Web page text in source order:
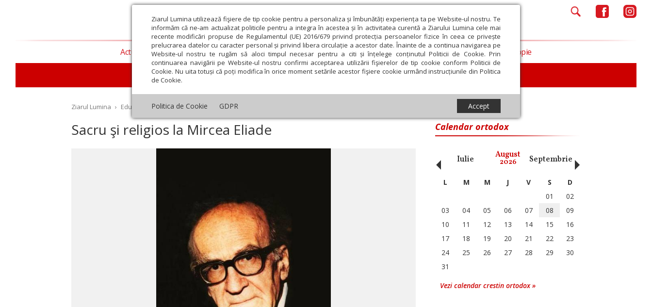
Ziarul Lumina utilizează fişiere de tip cookie pentru a personaliza și îmbunătăți experiența ta pe Website-ul nostru. Te
informăm că ne-am actualizat politicile pentru a integra în acestea și în activitatea curentă a Ziarului Lumina cele mai
recente modificări propuse de Regulamentul (UE) 2016/679 privind protecția persoanelor fizice în ceea ce privește
prelucrarea datelor cu caracter personal și privind libera circulație a acestor date. Înainte de a continua navigarea pe
Website-ul nostru te rugăm să aloci timpul necesar pentru a citi și înțelege conținutul Politicii de Cookie. Prin
continuarea navigării pe Website-ul nostru confirmi acceptarea utilizării fişierelor de tip cookie conform Politicii de
Cookie. Nu uita totuși că poți modifica în orice moment setările acestor fişiere cookie urmând instrucțiunile din Politica
de Cookie.
Politica de Cookie GDPR Accept
Actualitate religioasă Teologie și spiritualitate Educaţie și Cultură
Educaţie Lumina literară şi artistică Cultură Interviu
Societate Opinii Filantropie
Ziarul Lumina › Educaţie și Cultură › Cultură Sacru şi religios la Mircea Eliade
Sacru şi religios la Mircea Eliade Calendar ortodox
Iulie August
2026 Septembrie Octombrie
‹ L M M J V S
D
01
02
03
04 05 06 07 08
09
10
11 12 13 14 15
16
17
18 19 20 21 22
23
24
25 26 27 28 29
30
31
Vezi calendar crestin ortodox »